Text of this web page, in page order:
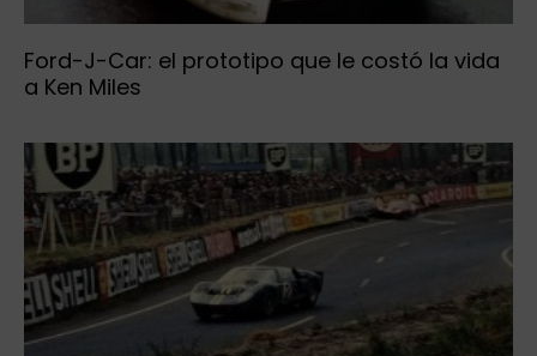
Ford-J-Car: el prototipo que le costó la vida
a Ken Miles